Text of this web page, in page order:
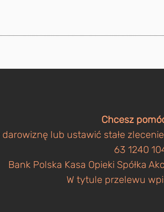
Chcesz
darowiznę lub ustawić stałe
63 1240
Bank Polska Kasa Opieki Spółka
W tytule przelewu